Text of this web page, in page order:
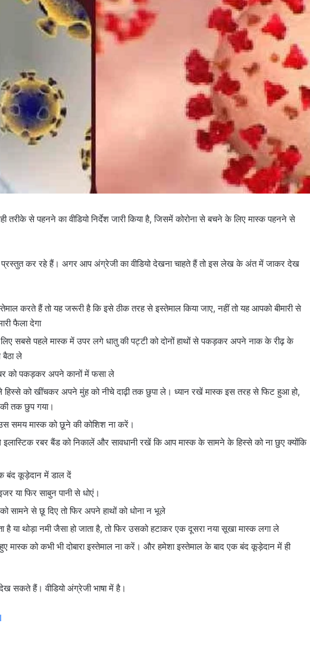
तरीके से पहनने का वीडियो निर्देश जारी किया है, जिसमें कोरोना से बचने के लिए मास्क पहनने से
में प्रस्तुत कर रहे हैं। अगर आप अंग्रेजी का वीडियो देखना चाहते हैं तो इस लेख के अंत में जाकर देख
करते हैं तो यह जरूरी है कि इसे ठीक तरह से इस्तेमाल किया जाए, नहीं तो यह आपको बीमारी से
फैला देगा
सबसे पहले मास्क में उपर लगे धातु की पट्टी को दोनों हाथों से पकड़कर अपने नाक के रीढ़ के
ले
को पकड़कर अपने कानों में फसा ले
को खींचकर अपने मुंह को नीचे दाढ़ी तक छुपा ले। ध्यान रखें मास्क इस तरह से फिट हुआ हो,
तक छुप गया।
समय मास्क को छूने की कोशिश ना करें।
रबर बैंड को निकालें और सावधानी रखें कि आप मास्क के सामने के हिस्से को ना छुए क्योंकि
बंद कूड़ेदान में डाल दें
या फिर साबुन पानी से धोएं।
से छू दिए तो फिर अपने हाथों को धोना न भूले
है या थोड़ा नमी जैसा हो जाता है, तो फिर उसको हटाकर एक दूसरा नया सूखा मास्क लगा ले
मास्क को कभी भी दोबारा इस्तेमाल ना करें। और हमेशा इस्तेमाल के बाद एक बंद कूड़ेदान में ही
सकते हैं। वीडियो अंग्रेजी भाषा में है।